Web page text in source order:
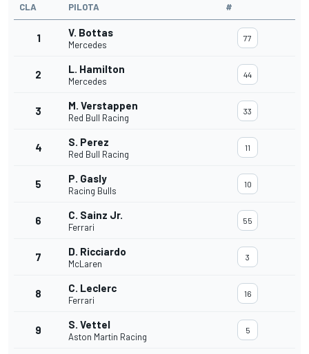
CLA PILOTA #
1 V. Bottas
Mercedes
77
2 L. Hamilton
Mercedes
44
3 M. Verstappen
Red Bull Racing
33
4 S. Perez
Red Bull Racing
11
5 P. Gasly
Racing Bulls
10
6 C. Sainz Jr.
Ferrari
55
7 D. Ricciardo
McLaren
3
8 C. Leclerc
Ferrari
16
9 S. Vettel
Aston Martin Racing
5